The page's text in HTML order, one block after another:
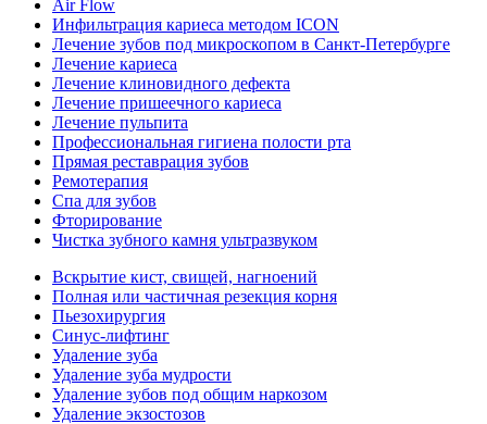
Air Flow
Инфильтрация кариеса методом ICON
Лечение зубов под микроскопом в Санкт-Петербурге
Лечение кариеса
Лечение клиновидного дефекта
Лечение пришеечного кариеса
Лечение пульпита
Профессиональная гигиена полости рта
Прямая реставрация зубов
Ремотерапия
Спа для зубов
Фторирование
Чистка зубного камня ультразвуком
Вскрытие кист, свищей, нагноений
Полная или частичная резекция корня
Пьезохирургия
Синус-лифтинг
Удаление зуба
Удаление зуба мудрости
Удаление зубов под общим наркозом
Удаление экзостозов